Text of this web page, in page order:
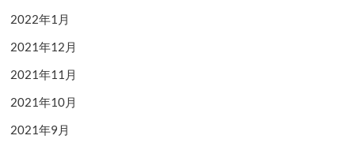
2022年1月
2021年12月
2021年11月
2021年10月
2021年9月